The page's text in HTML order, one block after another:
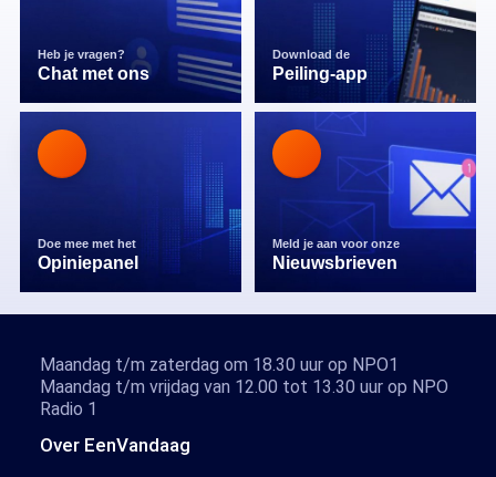
Heb je vragen?
Chat met ons
Download de
Peiling-app
Doe mee met het
Opiniepanel
Meld je aan voor onze
Nieuwsbrieven
Over EenVandaag
Maandag t/m zaterdag om 18.30 uur op NPO1
Maandag t/m vrijdag van 12.00 tot 13.30 uur op NPO
Radio 1